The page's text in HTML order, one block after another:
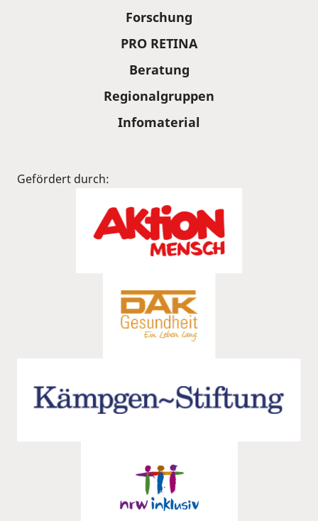
Forschung
PRO RETINA
Beratung
Regionalgruppen
Infomaterial
Gefördert durch: